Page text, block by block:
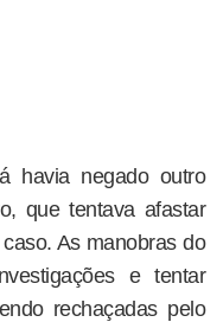
havia negado outro
que tentava afastar
As manobras do
e tentar
rechaçadas pelo